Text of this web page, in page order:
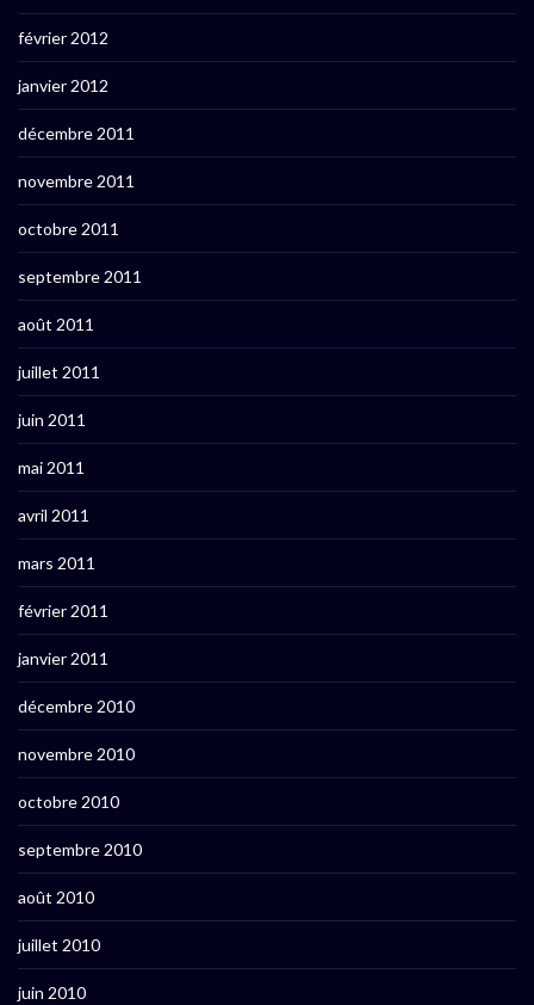
février 2012
janvier 2012
décembre 2011
novembre 2011
octobre 2011
septembre 2011
août 2011
juillet 2011
juin 2011
mai 2011
avril 2011
mars 2011
février 2011
janvier 2011
décembre 2010
novembre 2010
octobre 2010
septembre 2010
août 2010
juillet 2010
juin 2010